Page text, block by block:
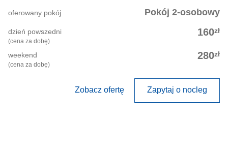
Pokój 2-osobowy
oferowany pokój
160zł
dzień powszedni
(cena za dobę)
280zł
weekend
(cena za dobę)
Zobacz ofertę Zapytaj o nocleg